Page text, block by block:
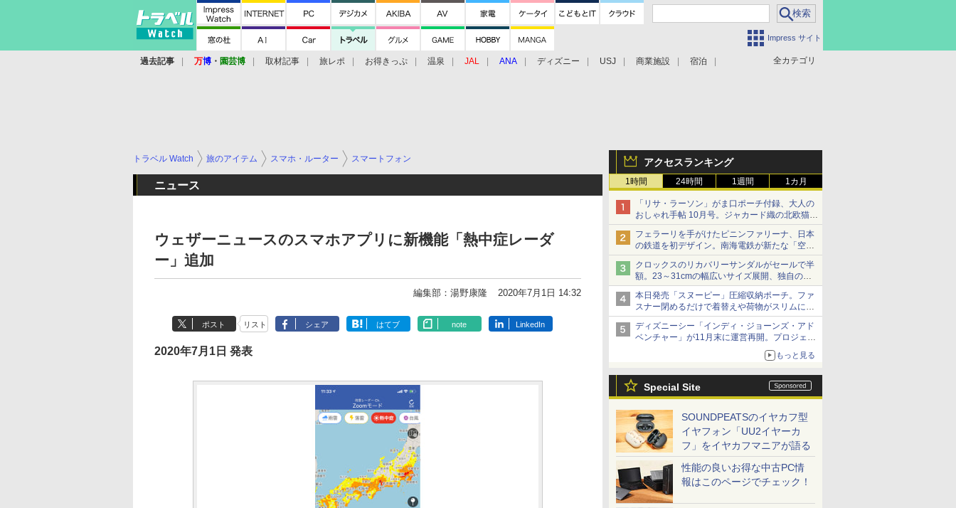
Impress サイト
全カテゴリ
過去記事 万博 ・ 園芸博 取材記事 旅レポ お得きっぷ 温泉 JAL ANA ディズニー USJ 商業施設 宿泊
アクセスランキング
1時間 24時間 1週間 1カ月
「リサ・ラーソン」がま口ポーチ付録、大人の
おしゃれ手帖 10月号。ジャカード織の北欧猫デ
ザイン
フェラーリを手がけたピニンファリーナ、日本
の鉄道を初デザイン。南海電鉄が新たな「空港
特急」をなにわ筋線へ導入
クロックスのリカバリーサンダルがセールで半
額。23～31cmの幅広いサイズ展開、独自のク
ッション素材を採用
本日発売「スヌーピー」圧縮収納ポーチ。ファ
スナー閉めるだけで着替えや荷物がスリムにま
とまる
ディズニーシー「インディ・ジョーンズ・アド
ベンチャー」が11月末に運営再開。プロジェク
ションマッピングを追加、DPAは1500円
もっと見る
Special Site
SOUNDPEATSのイヤカフ型
イヤフォン「UU2イヤーカ
フ」をイヤカフマニアが語る
性能の良いお得な中古PC情
報はこのページでチェック！
トラベル Watch 旅のアイテム スマホ・ルーター スマートフォン
ニュース
ウェザーニュースのスマホアプリに新機能「熱中症レーダ
ー」追加
編集部：湯野康隆 2020年7月1日 14:32
ポスト リスト シェア はてブ note LinkedIn
2020年7月1日 発表